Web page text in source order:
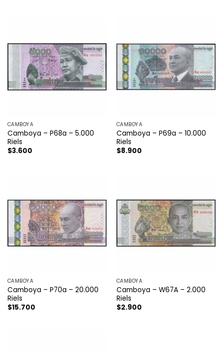
CAMBOYA
Camboya – P68a – 5.000
Riels
$3.600
CAMBOYA
Camboya – P69a – 10.000
Riels
$8.900
CAMBOYA
Camboya – P70a – 20.000
Riels
$15.700
CAMBOYA
Camboya – W67A – 2.000
Riels
$2.900